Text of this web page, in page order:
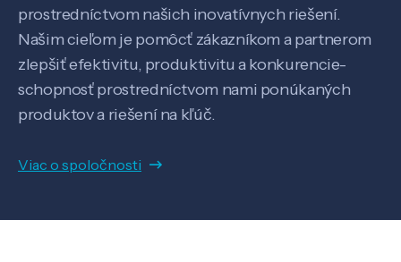
prostredníctvom našich inovatívnych riešení.
Našim cieľom je pomôcť zákazníkom a partnerom
zlepšiť efektivitu, produktivitu a konkurencie-
schopnosť prostredníctvom nami ponúkaných
produktov a riešení na kľúč.
Viac o spoločnosti